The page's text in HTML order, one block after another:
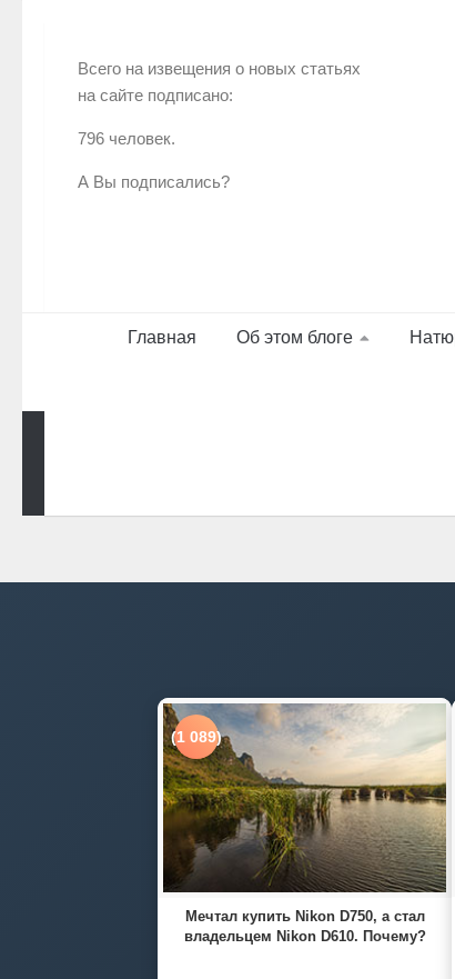
Всего на извещения о новых статьях
на сайте подписано:
796 человек.
А Вы подписались?
Главная Об этом блоге
(1 089)
Мечтал купить Nikon D750, а стал
владельцем Nikon D610. Почему?